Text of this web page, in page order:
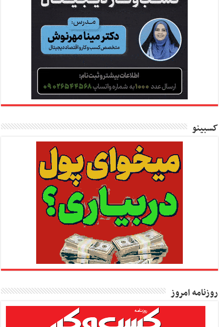
کسبینو
روزنامه امروز